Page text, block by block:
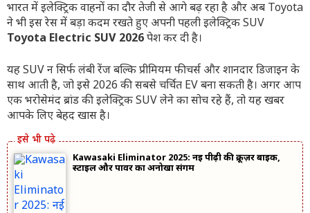
भारत में इलेक्ट्रिक वाहनों का दौर तेजी से आगे बढ़ रहा है और अब Toyota
ने भी इस रेस में बड़ा कदम रखते हुए अपनी पहली इलेक्ट्रिक SUV
Toyota Electric SUV 2026पेश कर दी है।
यह SUV न सिर्फ लंबी रेंज बल्कि प्रीमियम फीचर्स और शानदार डिजाइन के
साथ आती है, जो इसे 2026 की सबसे चर्चित EV बना सकती है। अगर आप
एक भरोसेमंद ब्रांड की इलेक्ट्रिक SUV लेने का सोच रहे हैं, तो यह खबर
आपके लिए बेहद खास है।
Kawasaki Eliminator 2025: नई पीढ़ी की क्रूज़र बाइक,
स्टाइल और पावर का अनोखा संगम